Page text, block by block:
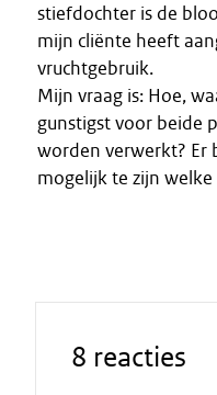
stiefdochter is de
mijn cliënte heeft
vruchtgebruik.
Mijn vraag is: Hoe,
gunstigst voor beide
worden verwerkt? Er
mogelijk te zijn
8 reacties